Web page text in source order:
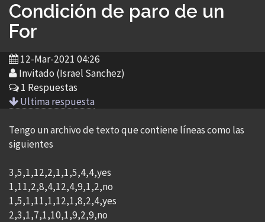
Condición de paro de un
For
12-Mar-2021 04:26
Invitado (Israel Sanchez)
1 Respuestas
Ultima respuesta
Tengo un archivo de texto que contiene líneas como las
siguientes
3,5,1,12,2,1,1,5,4,4,yes
1,11,2,8,4,12,4,9,1,2,no
1,5,1,11,1,12,1,8,2,4,yes
2,3,1,7,1,10,1,9,2,9,no